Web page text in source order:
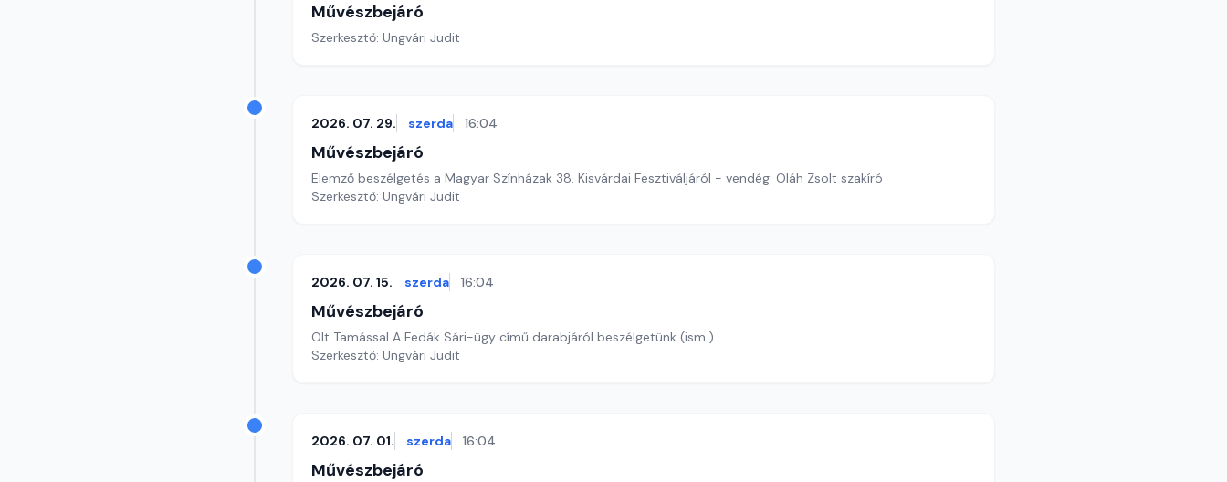
Művészbejáró
Szerkesztő: Ungvári Judit
2026. 07. 29. szerda 16:04
Művészbejáró
Elemző beszélgetés a Magyar Színházak 38. Kisvárdai Fesztiváljáról - vendég: Oláh Zsolt szakíró
Szerkesztő: Ungvári Judit
2026. 07. 15. szerda 16:04
Művészbejáró
Olt Tamással A Fedák Sári-ügy című darabjáról beszélgetünk (ism.)
Szerkesztő: Ungvári Judit
2026. 07. 01. szerda 16:04
Művészbejáró